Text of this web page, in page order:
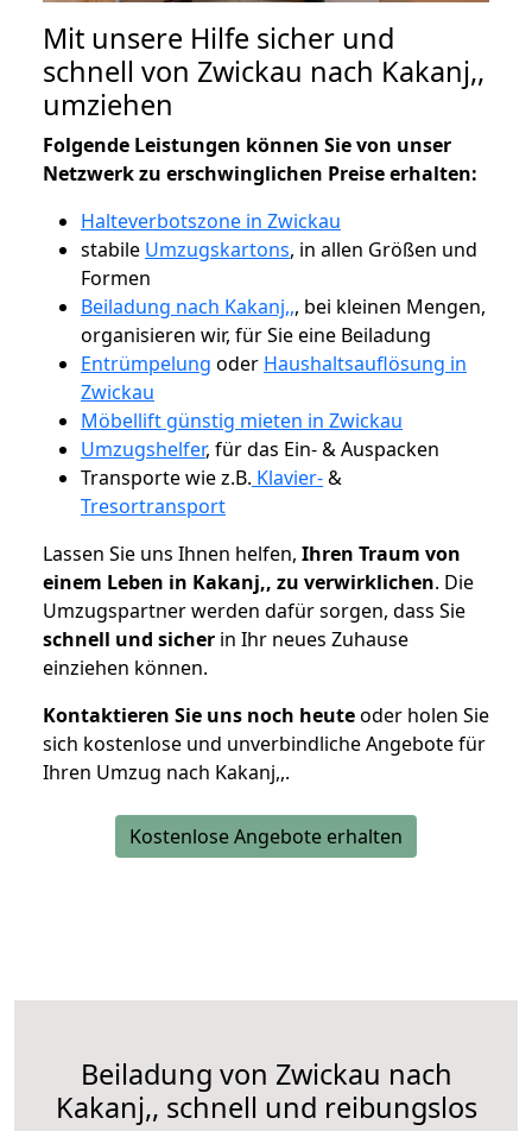
Mit unsere Hilfe sicher und
schnell von Zwickau nach Kakanj,,
umziehen
Folgende Leistungen können Sie von unser
Netzwerk zu erschwinglichen Preise erhalten:
Halteverbotszone in Zwickau
stabile Umzugskartons, in allen Größen und
Formen
Beiladung nach Kakanj,,, bei kleinen Mengen,
organisieren wir, für Sie eine Beiladung
Entrümpelung oder Haushaltsauflösung in
Zwickau
Möbellift günstig mieten in Zwickau
Umzugshelfer, für das Ein- & Auspacken
Transporte wie z.B. Klavier-&
Tresortransport
Lassen Sie uns Ihnen helfen, Ihren Traum von
einem Leben in Kakanj,, zu verwirklichen. Die
Umzugspartner werden dafür sorgen, dass Sie
schnell und sicher in Ihr neues Zuhause
einziehen können.
Kontaktieren Sie uns noch heuteoder holen Sie
sich kostenlose und unverbindliche Angebote für
Ihren Umzug nach Kakanj,,.
Kostenlose Angebote erhalten
Beiladung von Zwickau nach
Kakanj,, schnell und reibungslos